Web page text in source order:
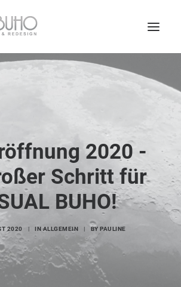
CALL
2020 -
Schritt für
BUHO!
2020 | INALLGEMEIN | BYPAULINE